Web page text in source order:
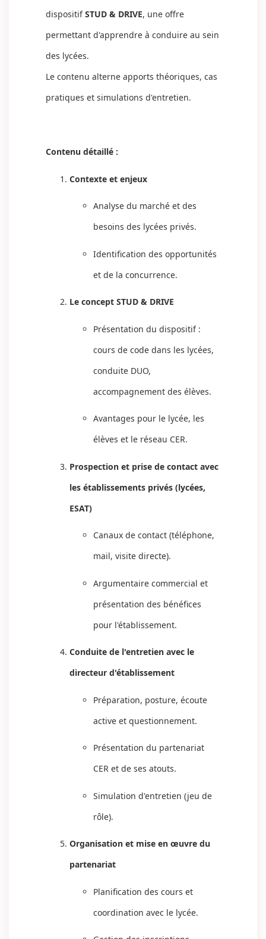
dispositifSTUD & DRIVE, une offre
permettant d'apprendre à conduire au sein
des lycées.
Le contenu alterne apports théoriques, cas
pratiques et simulations d'entretien.
Contenu détaillé :
Contexte et enjeux
Analyse du marché et des
besoins des lycées privés.
Identification des opportunités
et de la concurrence.
Le concept STUD & DRIVE
Présentation du dispositif :
cours de code dans les lycées,
conduite DUO,
accompagnement des élèves.
Avantages pour le lycée, les
élèves et le réseau CER.
Prospection et prise de contact avec
les établissements privés (lycées,
ESAT)
Canaux de contact (téléphone,
mail, visite directe).
Argumentaire commercial et
présentation des bénéfices
pour l'établissement.
Conduite de l'entretien avec le
directeur d'établissement
Préparation, posture, écoute
active et questionnement.
Présentation du partenariat
CER et de ses atouts.
Simulation d'entretien (jeu de
rôle).
Organisation et mise en œuvre du
partenariat
Planification des cours et
coordination avec le lycée.